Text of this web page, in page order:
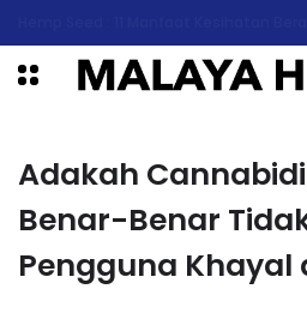
Adakah
Benar-Benar
Pengguna Khayal